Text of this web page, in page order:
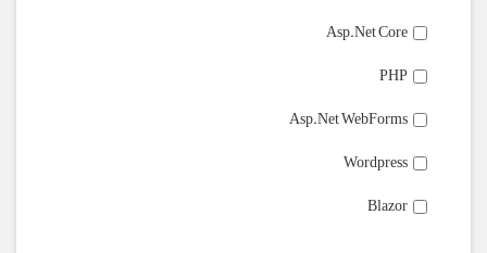
Asp.Net Core
PHP
Asp.Net WebForms
Wordpress
Blazor